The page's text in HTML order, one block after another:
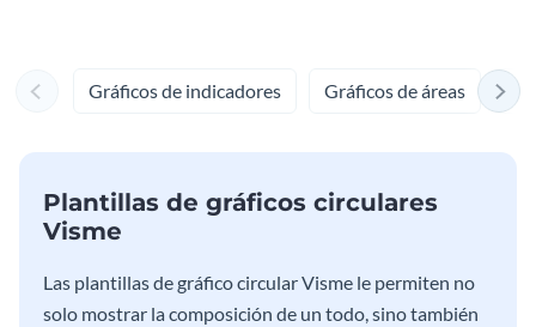
Gráficos de indicadores Gráficos de áreas
Plantillas de gráficos circulares
Visme
Las plantillas de gráfico circular Visme le permiten no
solo mostrar la composición de un todo, sino también